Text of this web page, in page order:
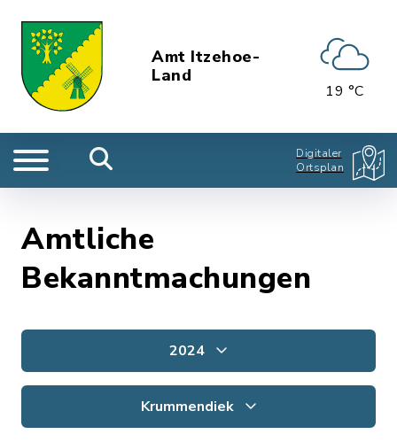
Amt Itzehoe-
Land
19 °C
Digitaler
Ortsplan
Amtliche
Bekanntmachungen
2024
Krummendiek